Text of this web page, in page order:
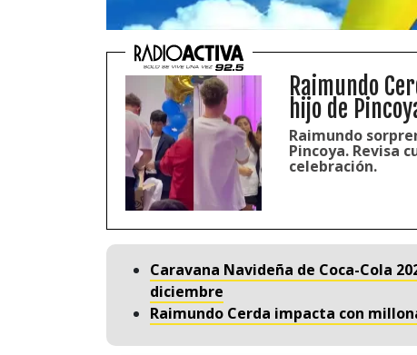
Raimundo
hijo de
Raimundo
Pincoya. Revisa
celebración.
Caravana Navideña de Coca-Cola
diciembre
Raimundo Cerda impacta con